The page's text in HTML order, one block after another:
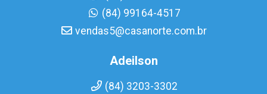
(84) 99164-4517
vendas5@casanorte.com.br
Adeilson
(84) 3203-3302